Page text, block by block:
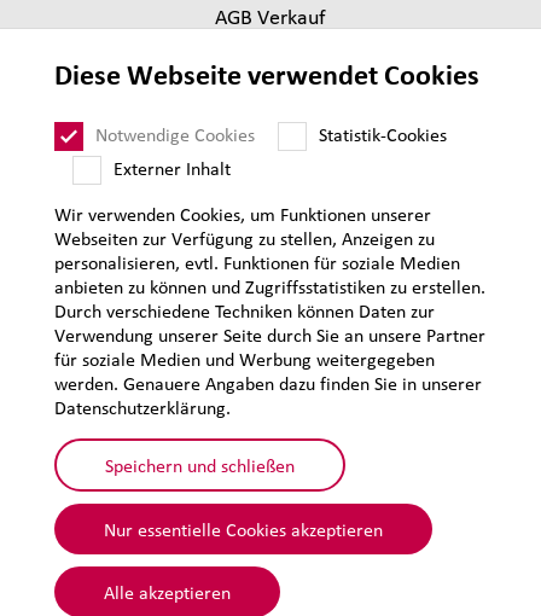
AGB Verkauf
Impressum
Datenschutz
© 2026 Lehmann&Voss&Co.
Diese Webseite verwendet Cookies
Notwendige Cookies
Statistik-Cookies
Externer Inhalt
Wir verwenden Cookies, um Funktionen unserer
Webseiten zur Verfügung zu stellen, Anzeigen zu
personalisieren, evtl. Funktionen für soziale Medien
anbieten zu können und Zugriffsstatistiken zu erstellen.
Durch verschiedene Techniken können Daten zur
Verwendung unserer Seite durch Sie an unsere Partner
für soziale Medien und Werbung weitergegeben
werden. Genauere Angaben dazu finden Sie in unserer
Datenschutzerklärung.
Speichern und schließen
Nur essentielle Cookies akzeptieren
Alle akzeptieren